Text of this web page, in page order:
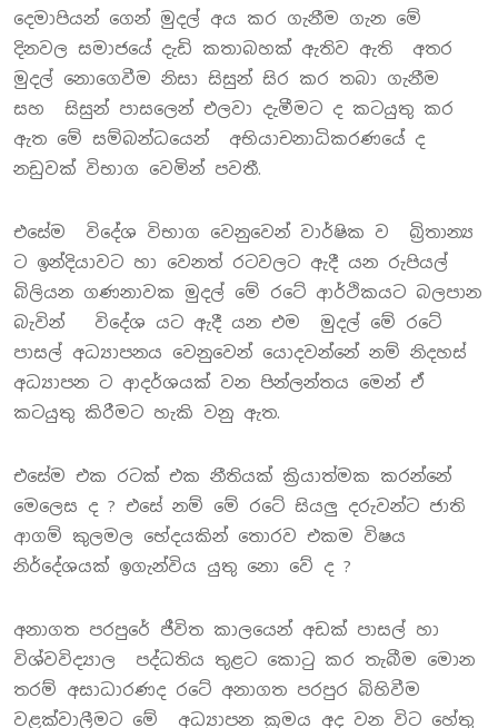
දෙමාපියන් ගෙන් මුදල් අය කර ගැනීම ගැන මේ
දිනවල සමාජයේ දැඩි කතාබහක් ඇතිව ඇති අතර
මුදල් නොගෙවීම නිසා සිසුන් සිර කර තබා ගැනීම
සහ සිසුන් පාසලෙන් එලවා දැමීමට ද කටයුතු කර
ඇත මේ සම්බන්ධයෙන් අභියාචනාධිකරණයේ ද
නඩුවක් විභාග වෙමින් පවතී.
එසේම විදේශ විභාග වෙනුවෙන් වාර්ෂික ව බ්‍රිතාන්‍ය
ට ඉන්දියාවට හා වෙනත් රටවලට ඇදී යන රුපියල්
බිලියන ගණනාවක මුදල් මේ රටේ ආර්ථිකයට බලපාන
බැවින් විදේශ යට ඇදී යන එම මුදල් මේ රටේ
පාසල් අධ්‍යාපනය වෙනුවෙන් යොදවන්නේ නම් නිදහස්
අධ්‍යාපන ට ආදර්ශයක් වන පින්ලන්තය මෙන් ඒ
කටයුතු කිරීමට හැකි වනු ඇත.
එසේම එක රටක් එක නීතියක් ක්‍රියාත්මක කරන්නේ
මෙලෙස ද ? එසේ නම් මේ රටේ සියලු දරුවන්ට ජාති
ආගම් කුලමල භේදයකින් තොරව එකම විෂය
නිර්දේශයක් ඉගැන්විය යුතු නො වේ ද ?
අනාගත පරපුරේ ජීවිත කාලයෙන් අඩක් පාසල් හා
විශ්වවිද්‍යාල පද්ධතිය තුළට කොටු කර තැබීම මොන
තරම් අසාධාරණද රටේ අනාගත පරපුර බිහිවීම
වළක්වාලීමට මේ අධ්‍යාපන ක්‍රමය අද වන විට හේතු